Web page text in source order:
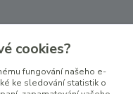
cookies?
fungování našeho e-
ke sledování statistik o